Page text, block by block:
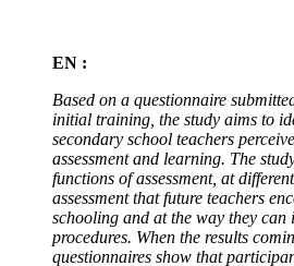
EN :
Based on a questionnaire
initial training, the study aims to
secondary school teachers
assessment and learning. The
functions of assessment, at
assessment that future teachers
schooling and at the way they can
procedures. When the results
questionnaires show that